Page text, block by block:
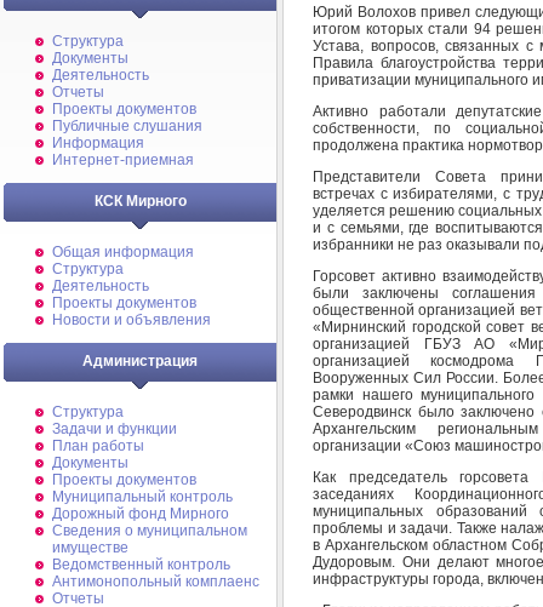
Структура
Документы
Деятельность
Отчеты
Проекты документов
Публичные слушания
Информация
Интернет-приемная
КСК Мирного
Общая информация
Структура
Деятельность
Проекты документов
Новости и объявления
Администрация
Структура
Задачи и функции
План работы
Документы
Проекты документов
Муниципальный контроль
Дорожный фонд Мирного
Cведения о муниципальном
имуществе
Ведомственный контроль
Антимонопольный комплаенс
Отчеты
Юрий Волохов привел
итогом которых стали 94
Устава, вопросов, связанных
Правила благоустройства
приватизации муниципального
Активно работали
собственности, по
продолжена практика
Представители Совета
встречах с избирателями, с
уделяется решению
и с семьями, где
избранники не раз оказывали
Горсовет активно
были заключены
общественной организацией
«Мирнинский городской совет
организацией ГБУЗ АО
организацией космодрома
Вооруженных Сил России.
рамки нашего
Северодвинск было заключено
Архангельским
организации «Союз
Как председатель
заседаниях
муниципальных
проблемы и задачи. Также
в Архангельском областном
Дудоровым. Они делают
инфраструктуры города,